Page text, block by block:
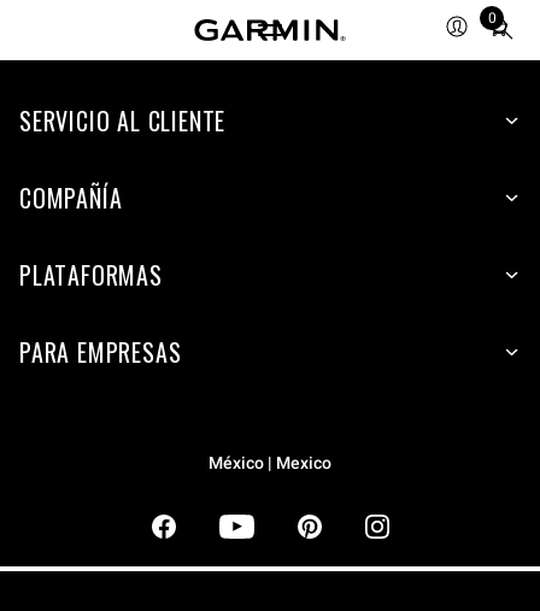
0
Total
items
cart:
SERVICIO AL CLIENTE
COMPAÑÍA
PLATAFORMAS
PARA EMPRESAS
México | Mexico